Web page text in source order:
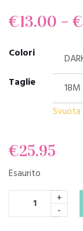
€13.00 – €
Colori
Taglie
Svuota
€25.95
Esaurito
+
-